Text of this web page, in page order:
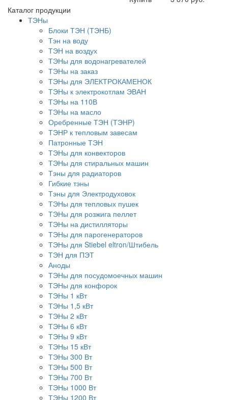
Каталог продукции
ТЭНы
Блоки ТЭН (ТЭНБ)
Тэн на воду
ТЭН на воздух
ТЭНы для водонагревателей
ТЭНы на заказ
ТЭНы для ЭЛЕКТРОКАМЕНОК
ТЭНы к электрокотлам ЭВАН
ТЭНы на 110В
ТЭНы на масло
Оребренные ТЭН (ТЭНР)
ТЭНР к тепловым завесам
Патронные ТЭН
ТЭНы для конвекторов
ТЭНы для стиральных машин
Тэны для радиаторов
Гибкие тэны
Тэны для Электродуховок
ТЭНы для тепловых пушек
ТЭНы для розжига пеллет
ТЭНы на дистилляторы
ТЭНы для парогенераторов
ТЭНы для Stiebel eltron/Штибель
ТЭН для ПЭТ
Аноды
ТЭНы для посудомоечных машин
ТЭНы для конфорок
ТЭНы 1 кВт
ТЭНы 1,5 кВт
ТЭНы 2 кВт
ТЭНы 6 кВт
ТЭНы 9 кВт
ТЭНы 15 кВт
ТЭНы 300 Вт
ТЭНы 500 Вт
ТЭНы 700 Вт
ТЭНы 1000 Вт
ТЭНы 1200 Вт